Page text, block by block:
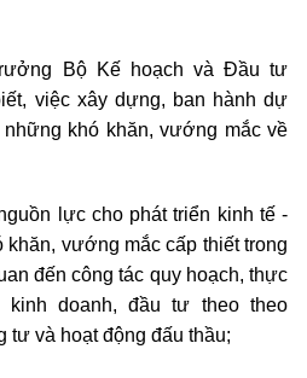
Bộ Kế hoạch và Đầu tư
việc xây dựng, ban hành dự
khó khăn, vướng mắc về
lực cho phát triển kinh tế -
khăn, vướng mắc cấp thiết trong
đến công tác quy hoạch, thực
doanh, đầu tư theo theo
tư và hoạt động đấu thầu;